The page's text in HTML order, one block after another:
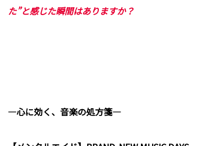
た”と感じた瞬間はありますか？
―心に効く、音楽の処方箋―